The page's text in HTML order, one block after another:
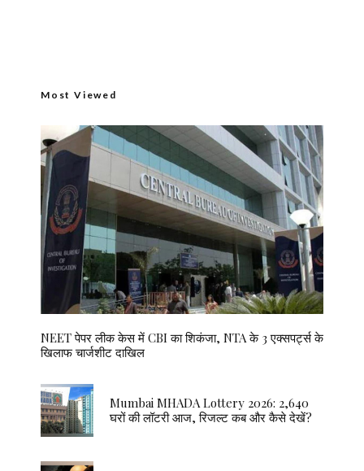
Most Viewed
NEET पेपर लीक केस में CBI का शिकंजा, NTA के 3 एक्सपर्ट्स के
खिलाफ चार्जशीट दाखिल
Mumbai MHADA Lottery 2026: 2,640
घरों की लॉटरी आज, रिजल्ट कब और कैसे देखें?